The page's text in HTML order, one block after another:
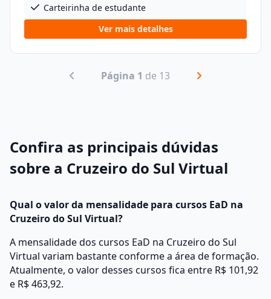
Carteirinha de estudante
Ver mais detalhes
Página 1 de 13
Confira as principais dúvidas
sobre a Cruzeiro do Sul Virtual
Qual o valor da mensalidade para cursos EaD na
Cruzeiro do Sul Virtual?
A mensalidade dos cursos EaD na Cruzeiro do Sul
Virtual variam bastante conforme a área de formação.
Atualmente, o valor desses cursos fica entre R$ 101,92
e R$ 463,92.